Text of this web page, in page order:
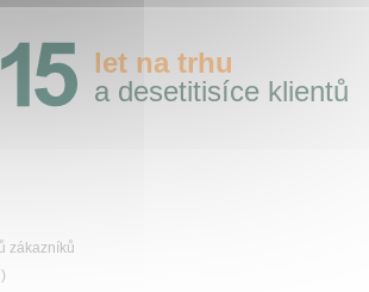
let na trhu
a desetitisíce klientů
zákazníků
)